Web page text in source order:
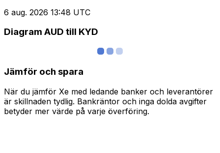
6 aug. 2026 13:48 UTC
Diagram AUD till KYD
Jämför och spara
När du jämför Xe med ledande banker och leverantörer
är skillnaden tydlig. Bankräntor och inga dolda avgifter
betyder mer värde på varje överföring.